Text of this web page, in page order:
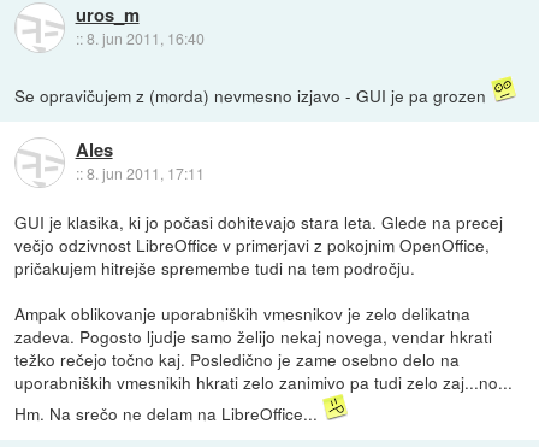
uros_m
::8. jun 2011, 16:40
Se opravičujem z (morda) nevmesno izjavo - GUI je pa grozen
Ales
::8. jun 2011, 17:11
GUI je klasika, ki jo počasi dohitevajo stara leta. Glede na precej
večjo odzivnost LibreOffice v primerjavi z pokojnim OpenOffice,
pričakujem hitrejše spremembe tudi na tem področju.
Ampak oblikovanje uporabniških vmesnikov je zelo delikatna
zadeva. Pogosto ljudje samo želijo nekaj novega, vendar hkrati
težko rečejo točno kaj. Posledično je zame osebno delo na
uporabniških vmesnikih hkrati zelo zanimivo pa tudi zelo zaj...no...
Hm. Na srečo ne delam na LibreOffice...